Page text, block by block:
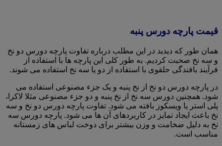
قیمت پارچه دورس پنبه
همان طور که دیدید در این مطلب درباره تفاوت پارچه دورس دو نخ
و سه نخ صحبت کردیم. به طور کلی این پارچه ها با استفاده از
فرآیند بافندگی حلقوی با استفاده از دو یا سه نخ استفاده می شوند.
در پارچه دورس دو نخ از نخ پنبه و یک جزء مصنوعی استفاده می
شود. همچنین دورس سه نخ از نخ پنبه و دو جزء مصنوعی مثلا لاکرا،
پلی استر یا ویسکوز بافته می شود. تفاوت پارچه دورس دو نخ و سه
نخ باعث ایجاد تمایز در کاربردهای آن ها می شود. پارچه دورس سه
نخ به دلیل ضخامت و وزن بیشتر برای دوخت لباس های زمستانه
مناسب است.